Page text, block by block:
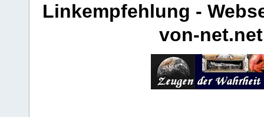
Linkempfehlung -
von-net.net